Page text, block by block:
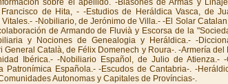
sobre el apellido. -Blasones de Armas y
de Hita, - -Estudios de Heráldica Vasca, de
-Nobiliario, de Jerónimo de Villa.- -El Solar
de Armando de Fluvià y Escorsa de la
y Nociones de Genealogia y Heráldica.- -
Català, de Félix Domenech y Roura-. -Armería
Ibérica.- -Nobiliario Español, de Julio de Atienza.- -
Patronímica Española.- -Escudos de Cantabria-. -
Autonomas y Capitales de Províncias-.